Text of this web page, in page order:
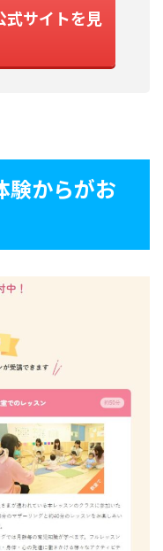
式サイトを見
験からがお